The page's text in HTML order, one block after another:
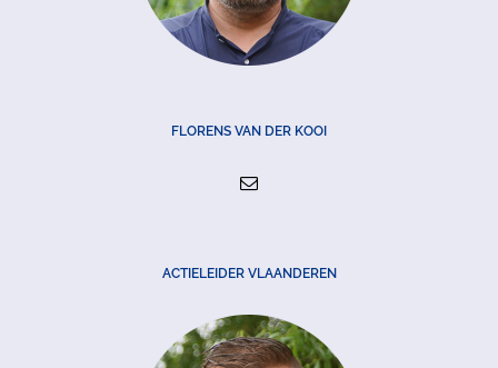
FLORENS VAN DER KOOI
ACTIELEIDER VLAANDEREN